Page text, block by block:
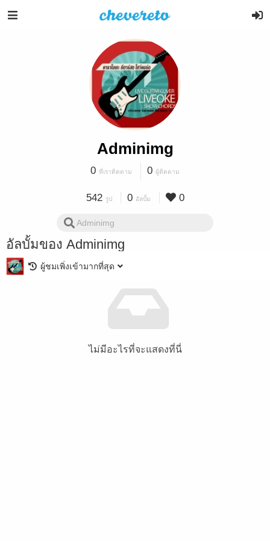
Adminimg
0 ที่เราติดตาม 0 ผู้ติดตาม
542 รูป 0 อัลบั้ม 0
อัลบั้มของ Adminimg
ผู้ชมเพิ่งเข้ามากที่สุด
ไม่มีอะไรที่จะแสดงที่นี่